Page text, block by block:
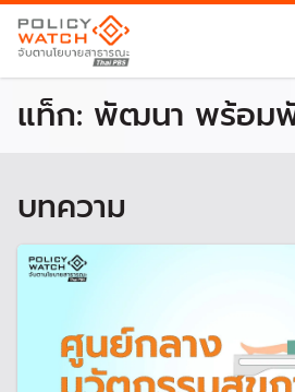
แท็ก: พัฒนา พร้อ
บทความ